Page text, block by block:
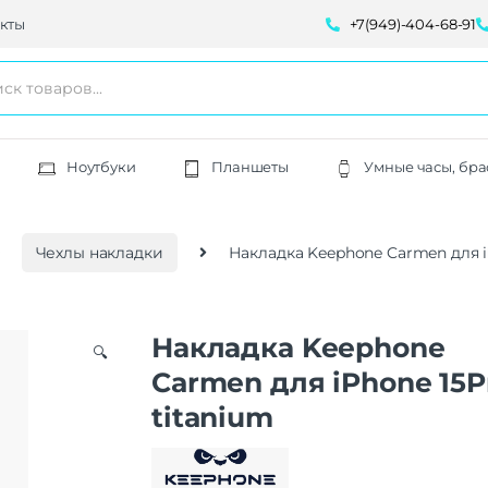
+7(949)-404-68-91
Ноутбуки Планшеты Умные часы,
Чехлы накладки Накладка Keephone Carmen для
🔍
Накладка Keephone
Carmen для iPhone
titanium